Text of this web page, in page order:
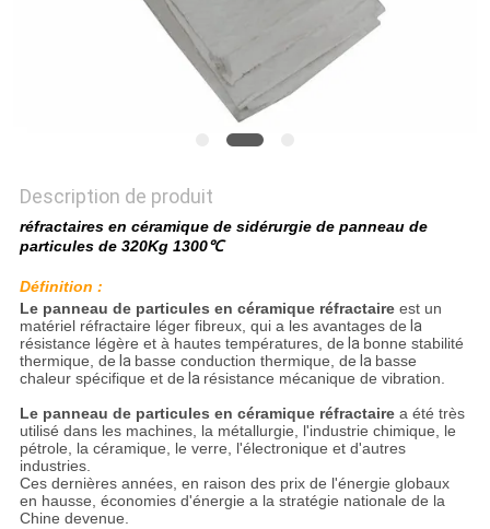
POLITIQUE
DE
Description de produit
réfractaires en céramique de sidérurgie de panneau de
particules de 320Kg 1300℃
Définition :
Le panneau de particules en céramique réfractaireest un
matériel réfractaire léger fibreux, qui a les avantages de la
résistance légère et à hautes températures, de la bonne stabilité
thermique, de la basse conduction thermique, de la basse
chaleur spécifique et de la résistance mécanique de vibration.
Le panneau de particules en céramique réfractairea été très
utilisé dans les machines, la métallurgie, l'industrie chimique, le
pétrole, la céramique, le verre, l'électronique et d'autres
industries.
Ces dernières années, en raison des prix de l'énergie globaux
en hausse, économies d'énergie a la stratégie nationale de la
Chine devenue.